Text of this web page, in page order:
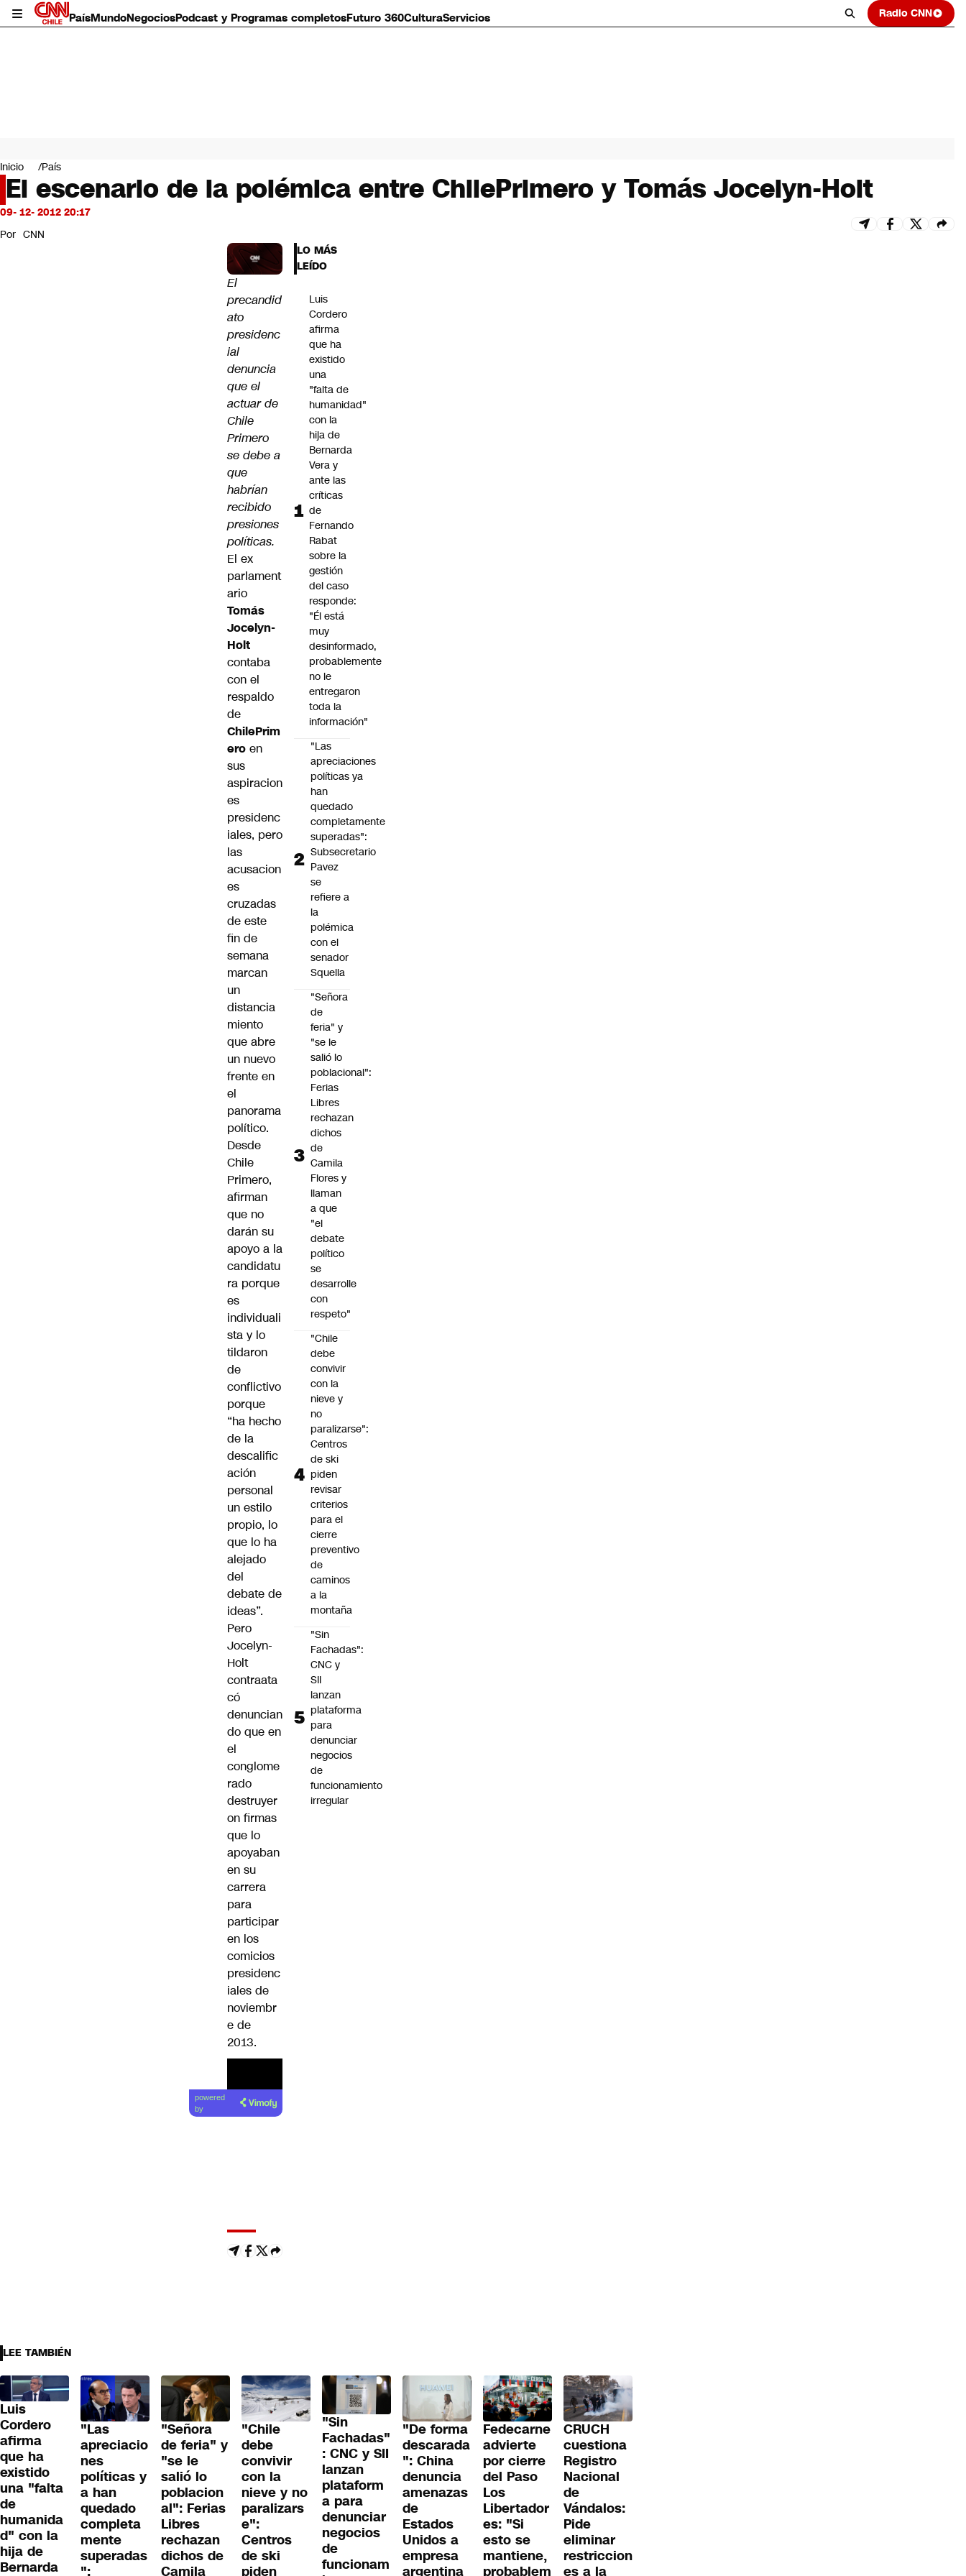
PaísMundoNegociosPodcast y Programas completosFuturo 360CulturaServicios Radio CNN
Mundo
Negocios
Deportes
Programas completos
Servicios
Inicio País
El escenario de la polémica entre ChilePrimero y Tomás Jocelyn-Holt
09- 12- 2012 20:17
Por CNN
El
precandid
ato
presidenc
ial
denuncia
que el
actuar de
Chile
Primero
se debe a
que
habrían
recibido
presiones
políticas.
El ex
parlament
ario
Tomás
Jocelyn-
Holt
contaba
con el
respaldo
de
ChilePrim
ero en
sus
aspiracion
es
presidenc
iales, pero
las
acusacion
es
cruzadas
de este
fin de
semana
marcan
un
distancia
miento
que abre
un nuevo
frente en
el
panorama
político.
Desde
Chile
Primero,
afirman
que no
darán su
apoyo a la
candidatu
ra porque
es
individuali
sta y lo
tildaron
de
conflictivo
porque
“ha hecho
de la
descalific
ación
personal
un estilo
propio, lo
que lo ha
alejado
del
debate de
ideas”.
Pero
Jocelyn-
Holt
contraata
có
denuncian
do que en
el
conglome
rado
destruyer
on firmas
que lo
apoyaban
en su
carrera
para
participar
en los
comicios
presidenc
iales de
noviembr
e de
2013.
powered
by
LO MÁS
LEÍDO
Luis
Cordero
afirma
que ha
existido
una
"falta de
humanidad"
con la
hija de
Bernarda
Vera y
ante las
críticas
de
Fernando
Rabat
sobre la
gestión
del caso
responde:
"Él está
muy
desinformado,
probablemente
no le
entregaron
toda la
información"
"Las
apreciaciones
políticas ya
han
quedado
completamente
superadas":
Subsecretario
Pavez
se
refiere a
la
polémica
con el
senador
Squella
"Señora
de
feria" y
"se le
salió lo
poblacional":
Ferias
Libres
rechazan
dichos
de
Camila
Flores y
llaman
a que
"el
debate
político
se
desarrolle
con
respeto"
"Chile
debe
convivir
con la
nieve y
no
paralizarse":
Centros
de ski
piden
revisar
criterios
para el
cierre
preventivo
de
caminos
a la
montaña
"Sin
Fachadas":
CNC y
SII
lanzan
plataforma
para
denunciar
negocios
de
funcionamiento
irregular
LEE TAMBIÉN
Luis
Cordero
afirma
que ha
existido
una "falta
de
humanida
d" con la
hija de
Bernarda
"Las
apreciacio
nes
políticas y
a han
quedado
completa
mente
superadas
":
"Señora
de feria" y
"se le
salió lo
poblacion
al": Ferias
Libres
rechazan
dichos de
Camila
"Chile
debe
convivir
con la
nieve y no
paralizars
e":
Centros
de ski
piden
"Sin
Fachadas"
: CNC y SII
lanzan
plataform
a para
denunciar
negocios
de
funcionam
"De forma
descarada
": China
denuncia
amenazas
de
Estados
Unidos a
empresa
argentina
Fedecarne
advierte
por cierre
del Paso
Los
Libertador
es: "Si
esto se
mantiene,
probablem
CRUCH
cuestiona
Registro
Nacional
de
Vándalos:
Pide
eliminar
restriccion
es a la